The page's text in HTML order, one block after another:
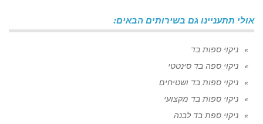
אולי תתעניינו גם בשירותים הבאים:
ניקוי ספות בד
ניקוי ספה בד סינטטי
ניקוי ספות בד ושטיחים
ניקוי ספות בד מקצועי
ניקוי ספת בד לבנה